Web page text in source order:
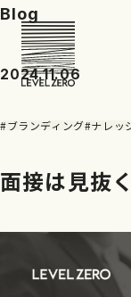
Blog
面接は見抜
2024.11.06
#ブランディング#ナレッ